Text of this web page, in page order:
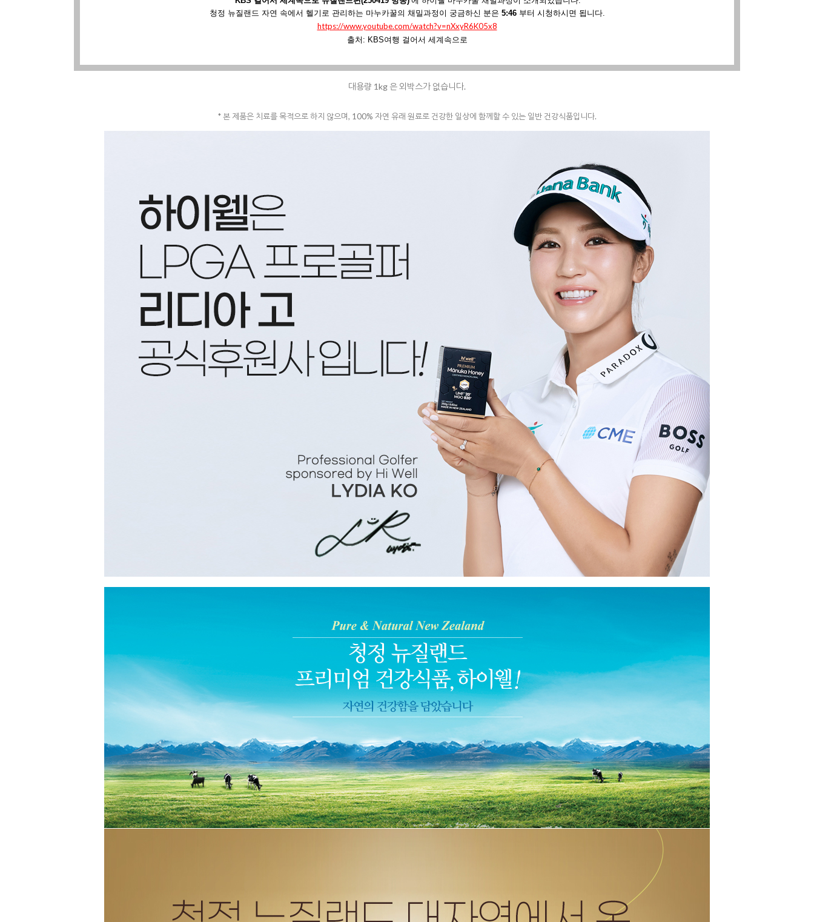
청정 뉴질랜드 자연 속에서 헬기로 관리하는 마누카꿀의 채밀과정이 궁금하신 분은 5:46부터 시청하시면 됩니다.
https://www.youtube.com/watch?v=nXxyR6K05x8
출처: KBS여행 걸어서 세계속으로
대용량 1kg 은 외박스가 없습니다.
* 본 제품은 치료를 목적으로 하지 않으며, 100% 자연 유래 원료로 건강한 일상에 함께할 수 있는 일반 건강식품입니다.